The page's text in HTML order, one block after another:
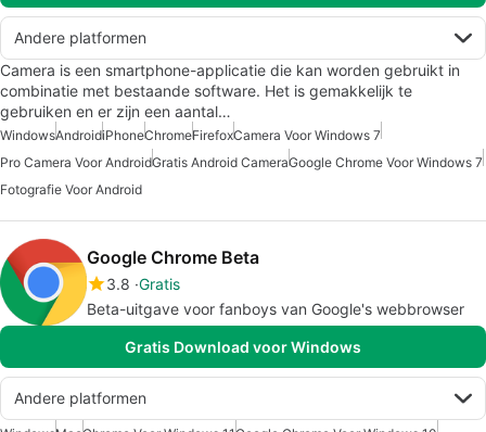
Andere platformen
Camera is een smartphone-applicatie die kan worden gebruikt in
combinatie met bestaande software. Het is gemakkelijk te
gebruiken en er zijn een aantal…
WindowsAndroidiPhoneChromeFirefoxCamera Voor Windows 7
Pro Camera Voor AndroidGratis Android CameraGoogle Chrome Voor Windows 7
Fotografie Voor Android
Google Chrome Beta
3.8 Gratis
Beta-uitgave voor fanboys van Google's webbrowser
Gratis Download voor Windows
Andere platformen